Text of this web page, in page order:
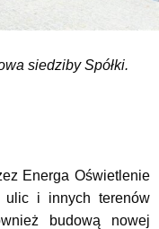
siedziby Spółki.
Energa Oświetlenie
ulic i innych terenów
budową nowej